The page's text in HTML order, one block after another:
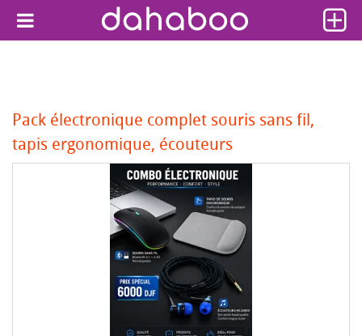
Pack électronique complet souris sans fil,
tapis ergonomique, écouteurs